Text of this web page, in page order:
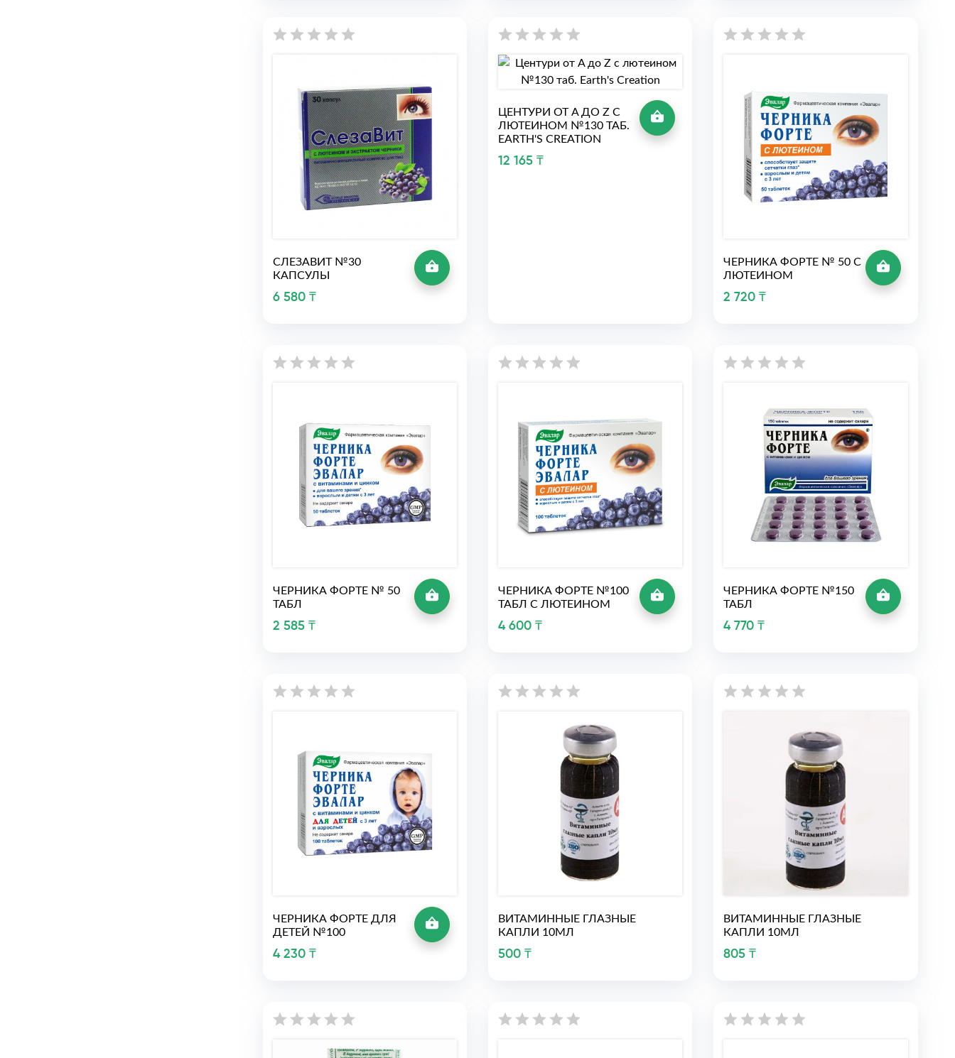
СЛЕЗАВИТ №30
КАПСУЛЫ
6 580 ₸
ЦЕНТУРИ ОТ A ДО Z С
ЛЮТЕИНОМ №130 ТАБ.
EARTH'S CREATION
12 165 ₸
ЧЕРНИКА ФОРТЕ № 50 С
ЛЮТЕИНОМ
2 720 ₸
ЧЕРНИКА ФОРТЕ № 50
ТАБЛ
2 585 ₸
ЧЕРНИКА ФОРТЕ №100
ТАБЛ С ЛЮТЕИНОМ
4 600 ₸
ЧЕРНИКА ФОРТЕ №150
ТАБЛ
4 770 ₸
ЧЕРНИКА ФОРТЕ ДЛЯ
ДЕТЕЙ №100
4 230 ₸
ВИТАМИННЫЕ ГЛАЗНЫЕ
КАПЛИ 10МЛ
500 ₸
ВИТАМИННЫЕ ГЛАЗНЫЕ
КАПЛИ 10МЛ
805 ₸